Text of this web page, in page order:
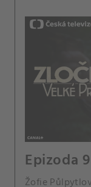
Epizoda
Žofie